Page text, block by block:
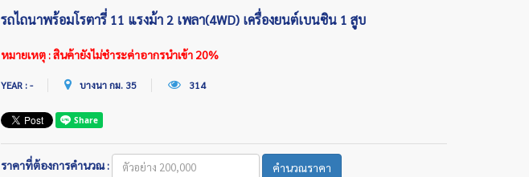
รถไถนาพร้อมโรตารี่ 11 แรงม้า 2 เพลา(4WD) เครื่องยนต์เบนซิน 1 สูบ
หมายเหตุ : สินค้ายังไม่ชำระค่าอากรนำเข้า 20%
YEAR : - บางนา กม. 35 314
ราคาที่ต้องการคำนวณ : คำนวณราคา